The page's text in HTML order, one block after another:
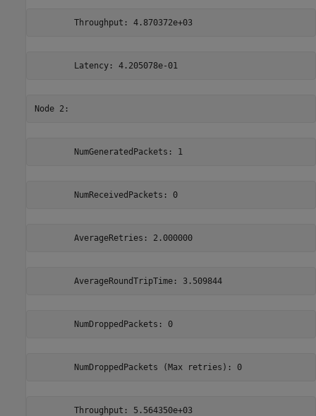
	Throughput: 4.870372e+03
	Latency: 4.205078e-01
	NumGeneratedPackets: 1
	NumReceivedPackets: 0
	AverageRetries: 2.000000
	AverageRoundTripTime: 3.509844
	NumDroppedPackets: 0
	NumDroppedPackets (Max retries): 0
	Throughput: 5.564350e+03